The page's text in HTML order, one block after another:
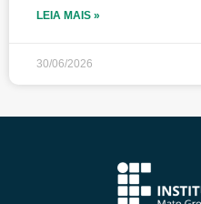
LEIA MAIS »
30/06/2026